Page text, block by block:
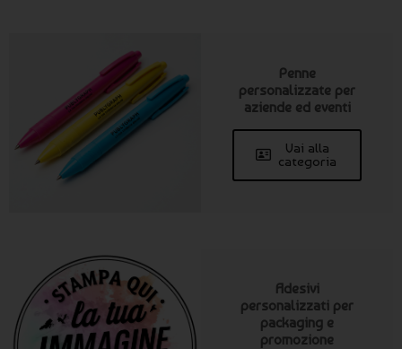
Penne
personalizzate per
aziende ed eventi
Vai alla
categoria
Adesivi
personalizzati per
packaging e
promozione